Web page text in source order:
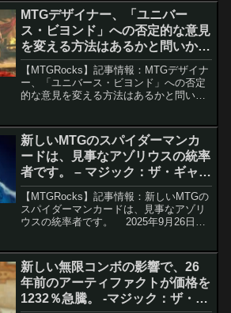
ンダードやモダン環境でもその影響力
が...
MTGデザイナー、「ユニバー
ス・ビヨンド」への否定的な意見
を変える方法はあるかと問いか
け。 – マジック：ザ・ギャザリン
グ
【MTGRocks】記事情報：MTGデザイナ
ー、「ユニバース・ビヨンド」への否定
的な意見を変える方法はあるかと問いか
ス・ビヨンド」シリーズは、その革新性
と商...
新しいMTGのスパイダーマンカ
ードは、見事なアゾリウスの統率
者です。 – マジック：ザ・ギャザ
リング
【MTGRocks】記事情報：新しいMTGの
スパイダーマンカードは、見事なアゾリ
ウスの統率者です。 2025年9月26日に
した。その中でも特に注目されている
の...
新しい無限コンボの影響で、26
年前のアーティファクトが価格を
1232％急騰。 -マジック：ザ・ギ